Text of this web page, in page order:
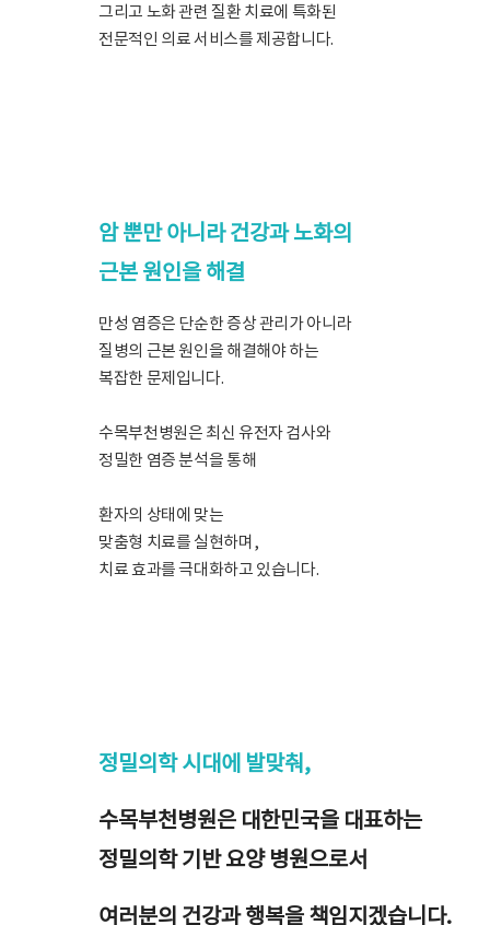
그리고 노화 관련 질환 치료에 특화된
전문적인 의료 서비스를 제공합니다.
암 뿐만 아니라 건강과 노화의
근본 원인을 해결
만성 염증은 단순한 증상 관리가 아니라
질병의 근본 원인을 해결해야 하는
복잡한 문제입니다.
수목부천병원은 최신 유전자 검사와
정밀한 염증 분석을 통해
환자의 상태에 맞는
맞춤형 치료를 실현하며,
치료 효과를 극대화하고 있습니다.
정밀의학 시대에 발맞춰,
수목부천병원은 대한민국을 대표하는
정밀의학 기반 요양 병원으로서
여러분의 건강과 행복을 책임지겠습니다.